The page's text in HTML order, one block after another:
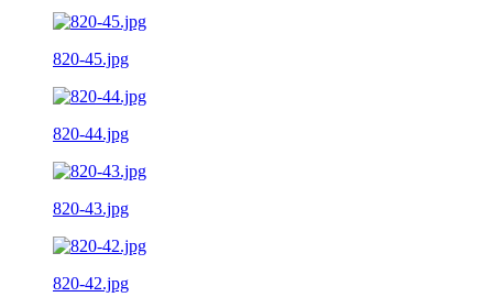
820-45.jpg
820-44.jpg
820-43.jpg
820-42.jpg